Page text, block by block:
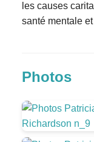
les causes
santé mentale
Photos